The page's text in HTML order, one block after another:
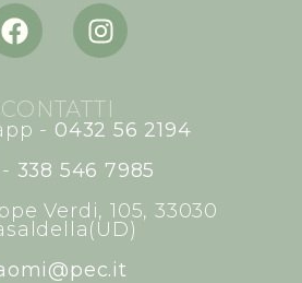
CONTATTI
- 0432 56 2194
338 546 7985
Verdi, 105, 33030